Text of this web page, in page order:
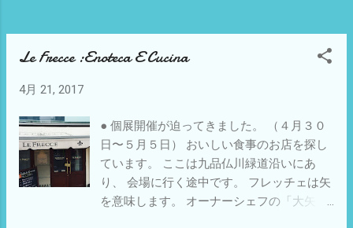
Le Frecce :Enoteca E Cucina
4月 21, 2017
● 個展開催が迫ってきました。 （４月３０
日〜５月５日） おいしい食事のお店を探し
ています。 ここは九品仏川緑道沿いにあ
り、 会場に行く途中です。 フレッチェは矢
を意味します。 オーナーシェフの「大矢」